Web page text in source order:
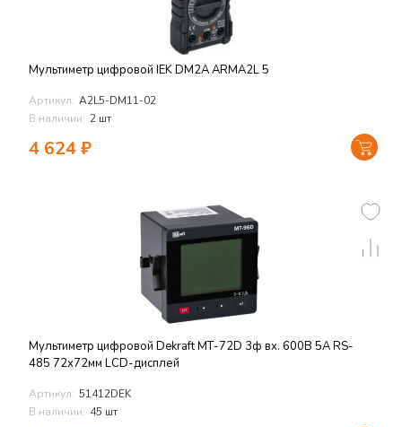
Мультиметр цифровой IEK DM2A ARMA2L 5
Артикул: A2L5-DM11-02
В наличии: 2 шт
4 624₽
Мультиметр цифровой Dekraft МТ-72D 3ф вх. 600В 5А RS-
485 72х72мм LCD-дисплей
Артикул: 51412DEK
В наличии: 45 шт